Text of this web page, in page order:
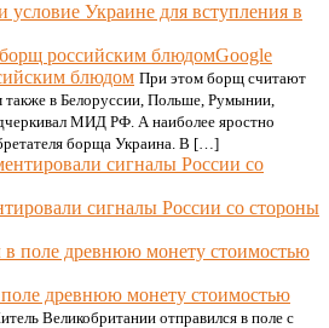
условие Украине для вступления в
Google
блюдом При этом борщ считают
в Белоруссии, Польше, Румынии,
МИД РФ. А наиболее яростно
борща Украина. В […]
сигналы России со стороны
древнюю монету стоимостью
Великобритании отправился в поле с